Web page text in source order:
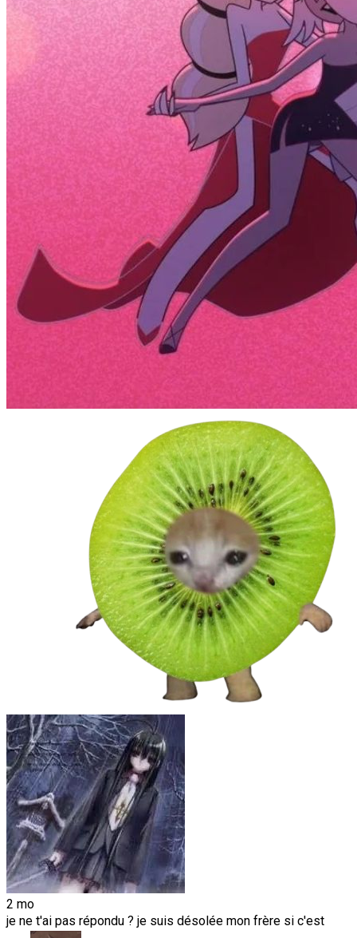
2 mo
je ne t'ai pas répondu ? je suis désolée mon frère si c'est